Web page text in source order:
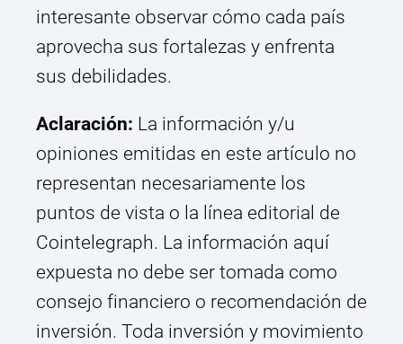
interesante observar cómo cada país
aprovecha sus fortalezas y enfrenta
sus debilidades.
Aclaración: La información y/u
opiniones emitidas en este artículo no
representan necesariamente los
puntos de vista o la línea editorial de
Cointelegraph. La información aquí
expuesta no debe ser tomada como
consejo financiero o recomendación de
inversión. Toda inversión y movimiento